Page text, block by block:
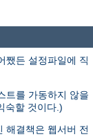
쨌든 설정파일에 직
트를 가동하지 않을
숙할 것이다.)
해결책은 웹서버 전